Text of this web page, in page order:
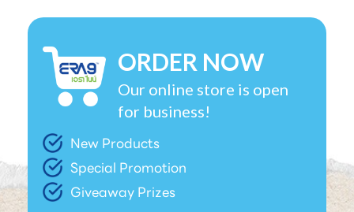
ORDER NOW
Our online store is open
for business!
New Products
Special Promotion
Giveaway Prizes